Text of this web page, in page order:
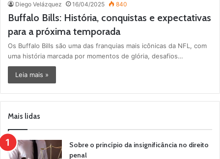
Diego Velázquez 16/04/2025 840
Buffalo Bills: História, conquistas e expectativas
para a próxima temporada
Os Buffalo Bills são uma das franquias mais icônicas da NFL, com
uma história marcada por momentos de glória, desafios…
Leia mais »
Mais lidas
Sobre o princípio da insignificância no direito
penal